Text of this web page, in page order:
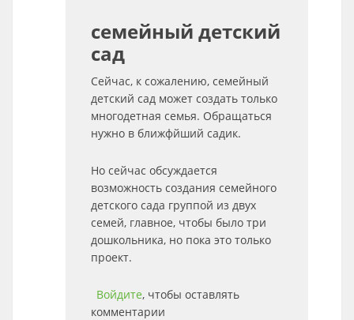
семейный детский
сад
Сейчас, к сожалению, семейный
детский сад может создать только
многодетная семья. Обращаться
нужно в ближфйший садик.
Но сейчас обсуждается
возможность создания семейного
детского сада группой из двух
семей, главное, чтобы было три
дошкольника, но пока это только
проект.
Войдите, чтобы оставлять
комментарии